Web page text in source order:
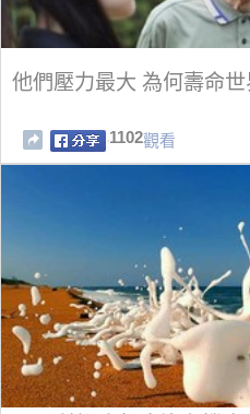
他們壓力最大 為何壽命世
1102觀看